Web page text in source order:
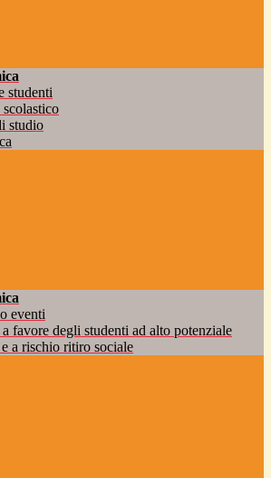
studenti
scolastico
studio
eventi
favore degli studenti ad alto potenziale
a rischio ritiro sociale